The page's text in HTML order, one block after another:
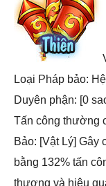
Loại Pháp bảo:
Duyên phận: [0
Tấn công thường
Bảo: [Vật Lý] Gây
bằng 132% tấn
thương và hiệu